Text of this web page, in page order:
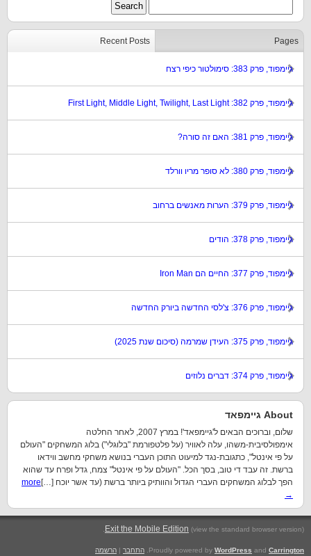
Recent Posts Pages
גיימפוד, פרק 383: סימולטור כיפי רצח
גיימפוד, פרק 382: First Light, Middle Light, Twilight, Last Light
גיימפוד, פרק 381: האם זה סורה?
גיימפוד, פרק 380: לא סופר מריו וורלד
גיימפוד, פרק 379: הערות מאנשים ברחוב
גיימפוד, פרק 378: הודים
גיימפוד, פרק 377: החיים הם Iron Man
גיימפוד, פרק 376: צ'לסי החדשה ביורק החדשה
גיימפוד, פרק 375: העידן שמרמה (סיכום שנת 2025)
גיימפוד, פרק 374: דברים נלוזים
About גיימפאד
שלום, וברוכים הבאים ל'גיימפאד'! במרץ 2007, לאחר החלטה
אימפולסיבית-משהו, עלה לאוויר (על פלטפורמת "בלוגלי") בלוג המשחקים "העולם
על פי אינטל", כתגובת-נגד למיעוט התוכן העברי בנושא משחקי מחשב ווידאו
ברשת. זה עבד די טוב, בסך הכל. "העולם על פי אינטל" צמח, גדל ופרח עד שהוא
הפך לבלוג המשחקים העברי הגדול והוותיק ביותר ברשת (עד אשר יוכח […] more
→
Exit the Mobile Edition (view the standard browser version)
.
Proudly powered by WordPress and Carrington התחבר | הרשמה